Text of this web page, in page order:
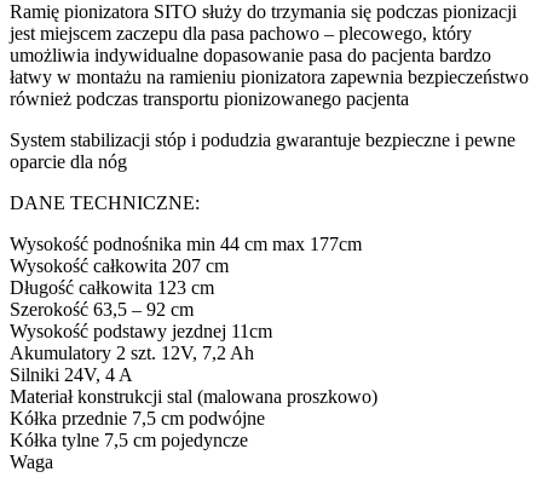
Ramię pionizatora SITO służy do trzymania się podczas pionizacji
jest miejscem zaczepu dla pasa pachowo – plecowego, który
umożliwia indywidualne dopasowanie pasa do pacjenta bardzo
łatwy w montażu na ramieniu pionizatora zapewnia bezpieczeństwo
również podczas transportu pionizowanego pacjenta
System stabilizacji stóp i podudzia gwarantuje bezpieczne i pewne
oparcie dla nóg
DANE TECHNICZNE:
Wysokość podnośnika min 44 cm max 177cm
Wysokość całkowita 207 cm
Długość całkowita 123 cm
Szerokość 63,5 – 92 cm
Wysokość podstawy jezdnej 11cm
Akumulatory 2 szt. 12V, 7,2 Ah
Silniki 24V, 4 A
Materiał konstrukcji stal (malowana proszkowo)
Kółka przednie 7,5 cm podwójne
Kółka tylne 7,5 cm pojedyncze
Waga